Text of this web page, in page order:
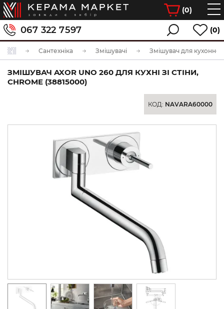
(0)
067 322 7597 (0)
Сантехніка Змішувачі Змішувач для
ЗМІШУВАЧ AXOR UNO 260 ДЛЯ КУХНІ ЗІ СТІНИ,
CHROME (38815000)
КОД: NAVARA60000